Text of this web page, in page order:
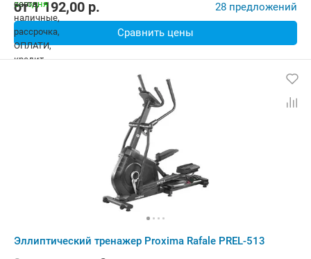
от1 192,00 p. 28 предложений
Сравнить цены
Эллиптический тренажер Proxima Rafale PREL-513